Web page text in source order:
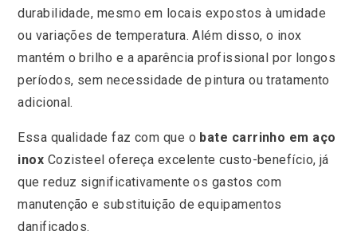
durabilidade, mesmo em locais expostos à umidade
ou variações de temperatura. Além disso, o inox
mantém o brilho e a aparência profissional por longos
períodos, sem necessidade de pintura ou tratamento
adicional.
Essa qualidade faz com que o bate carrinho em aço
inox Cozisteel ofereça excelente custo-benefício, já
que reduz significativamente os gastos com
manutenção e substituição de equipamentos
danificados.